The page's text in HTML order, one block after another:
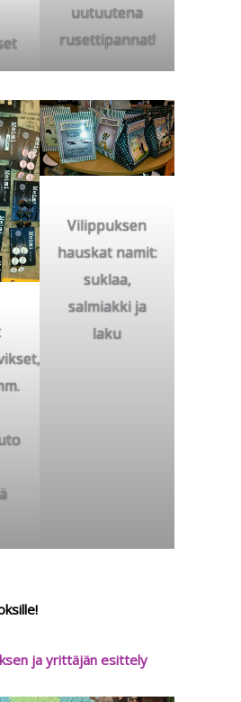
uutuutena
rusettipannat!
Vilippuksen
hauskat namit:
suklaa,
salmiakki ja
laku
ja yrittäjän esittely